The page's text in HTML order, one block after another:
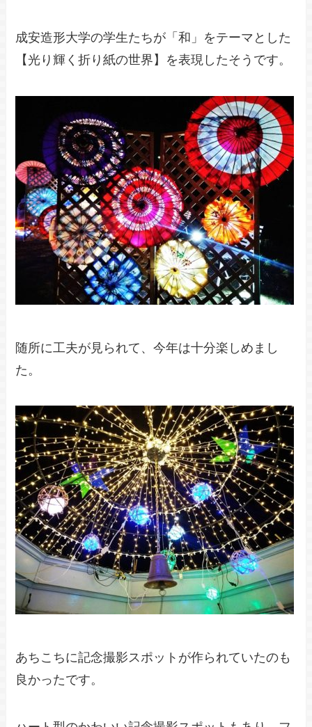
成安造形大学の学生たちが「和」をテーマとした
【光り輝く折り紙の世界】を表現したそうです。
随所に工夫が見られて、今年は十分楽しめまし
た。
あちこちに記念撮影スポットが作られていたのも
良かったです。